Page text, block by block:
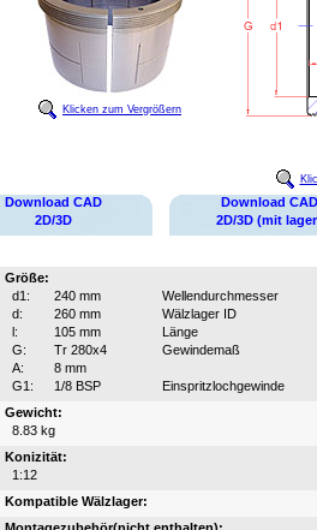
Klicken zum Vergrößern
Download CAD
2D/3D
Download CAD
2D/3D (mit
Größe:
d1:
240 mm
Wellendurchmesser
d:
260 mm
Wälzlager ID
l:
105 mm
Länge
G:
Tr 280x4
Gewindemaß
A:
8 mm
G1:
1/8 BSP
Einspritzlochgewinde
Gewicht:
8.83 kg
Konizität:
1:12
Kompatible Wälzlager: